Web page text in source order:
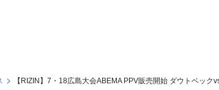
【RIZIN】7・18広島大会ABEMA PPV販売開始 ダウトベッ